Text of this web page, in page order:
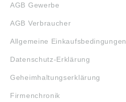
AGB Gewerbe
AGB Verbraucher
Allgemeine Einkaufsbedingungen
Datenschutz-Erklärung
Geheimhaltungserklärung
Firmenchronik